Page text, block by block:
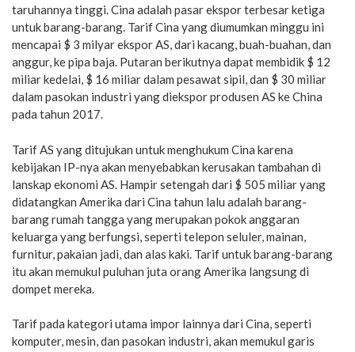
taruhannya tinggi. Cina adalah pasar ekspor terbesar ketiga
untuk barang-barang. Tarif Cina yang diumumkan minggu ini
mencapai $ 3 milyar ekspor AS, dari kacang, buah-buahan, dan
anggur, ke pipa baja. Putaran berikutnya dapat membidik $ 12
miliar kedelai, $ 16 miliar dalam pesawat sipil, dan $ 30 miliar
dalam pasokan industri yang diekspor produsen AS ke China
pada tahun 2017.
Tarif AS yang ditujukan untuk menghukum Cina karena
kebijakan IP-nya akan menyebabkan kerusakan tambahan di
lanskap ekonomi AS. Hampir setengah dari $ 505 miliar yang
didatangkan Amerika dari Cina tahun lalu adalah barang-
barang rumah tangga yang merupakan pokok anggaran
keluarga yang berfungsi, seperti telepon seluler, mainan,
furnitur, pakaian jadi, dan alas kaki. Tarif untuk barang-barang
itu akan memukul puluhan juta orang Amerika langsung di
dompet mereka.
Tarif pada kategori utama impor lainnya dari Cina, seperti
komputer, mesin, dan pasokan industri, akan memukul garis